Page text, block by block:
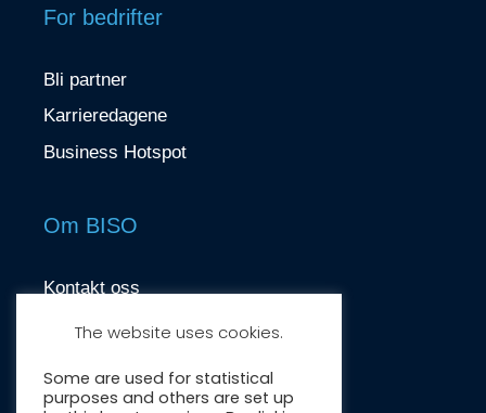
For bedrifter
Bli partner
Karrieredagene
Business Hotspot
Om BISO
Kontakt oss
contact@biso.no
The website uses cookies.
Some are used for statistical
purposes and others are set up